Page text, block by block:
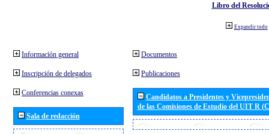
Libro del
Expandir todo
Información general
Inscripción de delegados
Conferencias conexas
Sala de redacción
Documentos
Publicaciones
Candidatos a Presidentes y
de las Comisiones de Estudio del UIT R